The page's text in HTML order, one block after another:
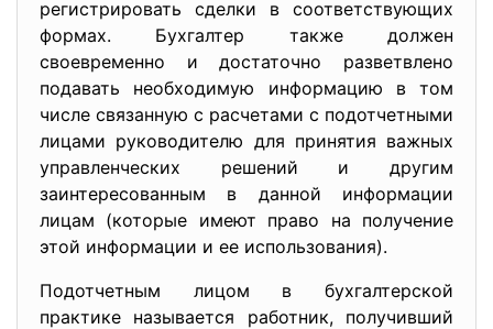
регистрировать сделки в соответствующих
формах. Бухгалтер также должен
своевременно и достаточно разветвлено
подавать необходимую информацию в том
числе связанную с расчетами с подотчетными
лицами руководителю для принятия важных
управленческих решений и другим
заинтересованным в данной информации
лицам (которые имеют право на получение
этой информации и ее использования).
Подотчетным лицом в бухгалтерской
практике называется работник, получивший